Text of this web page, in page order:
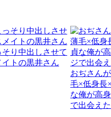
り中出しさせて
イトの黒井さん
おぢさん
毛×低身長
な俺が高
で出会え